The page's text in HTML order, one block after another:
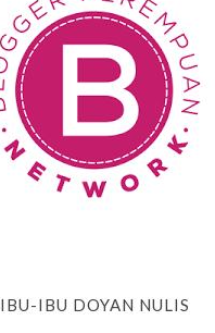
IBU-IBU DOYAN NULIS